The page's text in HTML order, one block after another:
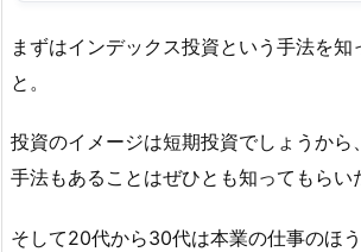
まずはインデックス投資という手法を知
と。
投資のイメージは短期投資でしょうから
手法もあることはぜひとも知ってもらい
そして20代から30代は本業の仕事のほ